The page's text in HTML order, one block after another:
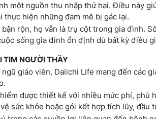
một nguồn thu nhập thứ hai. Điều này
thực hiện những đam mê bị gác lại.
rộn, họ vẫn là trụ cột trong gia đình.
sống gia đình ổn định dù bất kỳ điều
TIM NGƯỜI THẦY
giáo viên, Daiichi Life mang đến các
được thiết kế với nhiều mức phí, phù
sức khỏe hoặc gói kết hợp tích lũy, đầu